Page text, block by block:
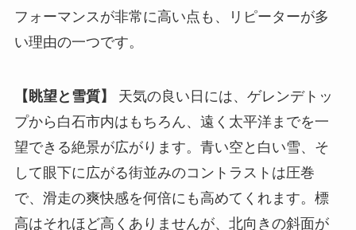
フォーマンスが非常に高い点も、リピーターが多
い理由の一つです。
【眺望と雪質】
天気の良い日には、ゲレンデトッ
プから白石市内はもちろん、遠く太平洋までを一
望できる絶景が広がります。青い空と白い雪、そ
して眼下に広がる街並みのコントラストは圧巻
で、滑走の爽快感を何倍にも高めてくれます。標
高はそれほど高くありませんが、北向きの斜面が